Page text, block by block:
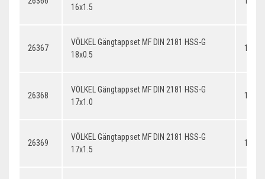
16x1.5
26367
VÖLKEL Gängtappset MF DIN 2181 HSS-G
18x0.5
26368
VÖLKEL Gängtappset MF DIN 2181 HSS-G
17x1.0
26369
VÖLKEL Gängtappset MF DIN 2181 HSS-G
17x1.5